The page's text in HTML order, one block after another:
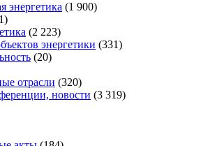
энергетика (1 900)
(2 223)
энергетики (331)
(20)
отрасли (320)
новости (3 319)